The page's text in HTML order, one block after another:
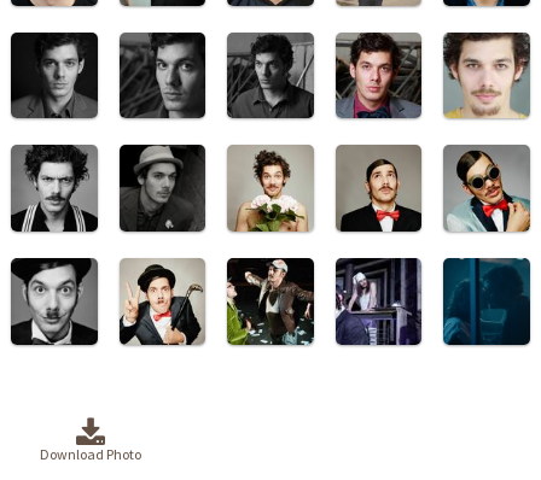
Download Photo